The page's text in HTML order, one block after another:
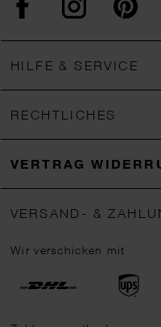
HILFE & SERVICE
RECHTLICHES
VERTRAG
VERSAND- &
Wir verschicken mit